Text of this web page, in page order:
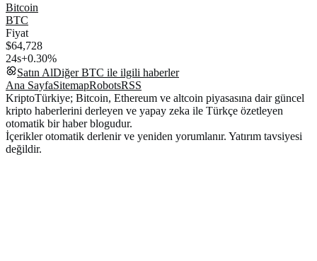
Bitcoin
BTC
Fiyat
$64,728
24s+0.30%
Satın AlDiğerBTC ile ilgili haberler
Ana SayfaSitemapRobotsRSS
KriptoTürkiye; Bitcoin, Ethereum ve altcoin piyasasına dair güncel
kripto haberlerini derleyen ve yapay zeka ile Türkçe özetleyen
otomatik bir haber blogudur.
İçerikler otomatik derlenir ve yeniden yorumlanır. Yatırım tavsiyesi
değildir.